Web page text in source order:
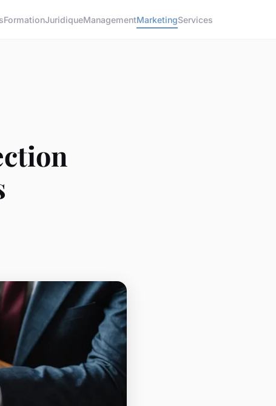
FormationJuridiqueManagementMarketingServices